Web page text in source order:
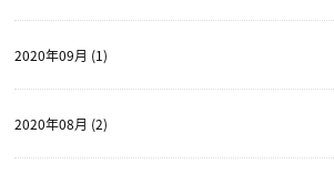
2020年09月 (1)
2020年08月 (2)